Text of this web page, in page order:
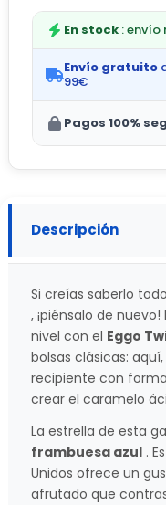
En stock : envío
Envío gratuito
99€
Pagos 100%
Descripción
Si creías saberlo
, ¡piénsalo de
nivel con el Eggo
bolsas clásicas:
recipiente con
crear el caramelo
La estrella de esta
frambuesa azul .
Unidos ofrece un
afrutado que